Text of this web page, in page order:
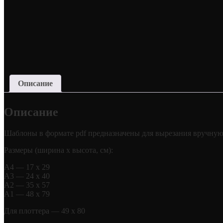
Описание
Описание
Шаблоны в формате pdf предназначены для вырезания
Размеры (ширина х высота, см):
А4 — 17 х 29
А3 — 24 х 40
А2 — 35 х 57
А1 — 48 х 79
Для плоттера — 49 х 80